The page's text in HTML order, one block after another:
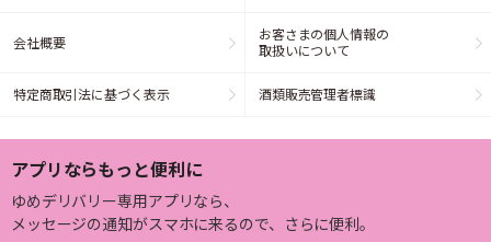
会社概要
お客さまの個人情報の
取扱いについて
特定商取引法に基づく表示 酒類販売管理者標識
アプリならもっと便利に
ゆめデリバリー専用アプリなら、
メッセージの通知がスマホに来るので、さらに便利。